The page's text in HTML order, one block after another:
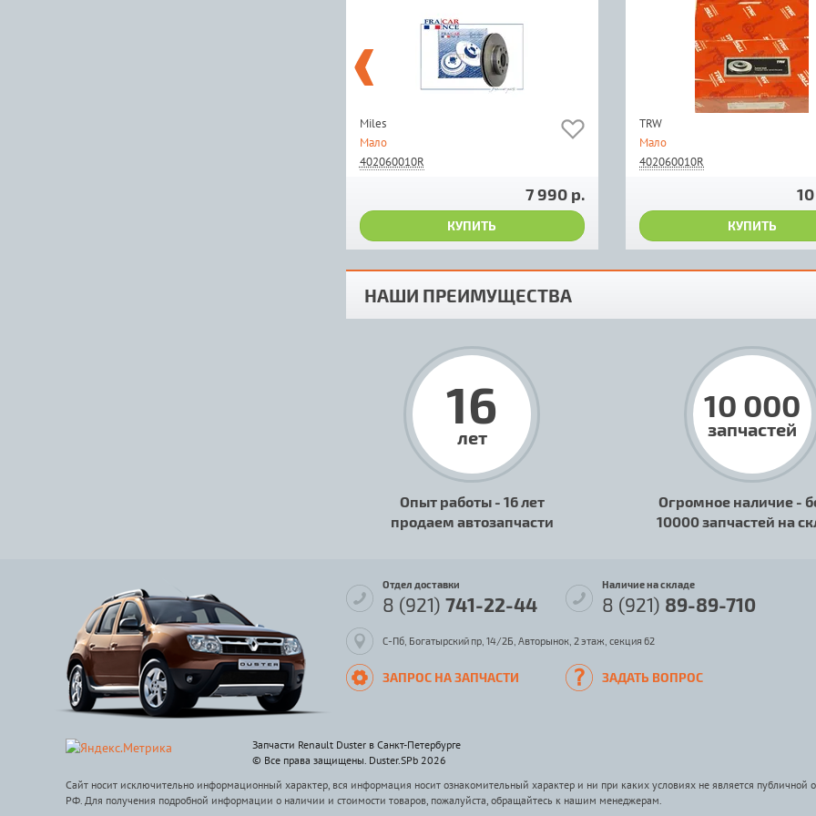
Miles
Мало
402060010R
7 990 р.
КУПИТЬ
TRW
Мало
402060010R
КУПИТЬ
НАШИ ПРЕИМУЩЕСТВА
16
лет
Опыт работы - 16 лет
продаем автозапчасти
10 000
запчастей
Огромное наличие -
10000 запчастей на
Отдел доставки
8 (921) 741-22-44
Наличие на складе
8 (921) 89-89-710
С-Пб, Богатырский пр, 14/2Б, Авторынок, 2 этаж, секция 62
ЗАПРОС НА ЗАПЧАСТИ ЗАДАТЬ ВОПРОС
Запчасти Renault Duster в Санкт-Петербурге
© Все права защищены. Duster.SPb 2026
Сайт носит исключительно информационный характер, вся информация носит ознакомительный характер и ни при каких условиях не является публичной
РФ. Для получения подробной информации о наличии и стоимости товаров, пожалуйста, обращайтесь к нашим менеджерам.